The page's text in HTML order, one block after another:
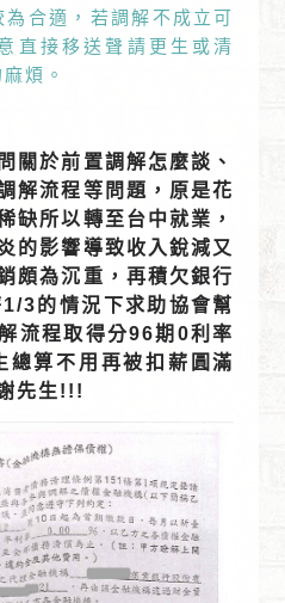
合適，若調解不成立可
直接移送聲請更生或清
煩。
關於前置調解怎麼談、
解流程等問題，原是花
缺所以轉至台中就業，
的影響導致收入銳減又
頗為沉重，再積欠銀行
3的情況下求助協會幫
流程取得分96期0利率
總算不用再被扣薪圓滿
先生!!!